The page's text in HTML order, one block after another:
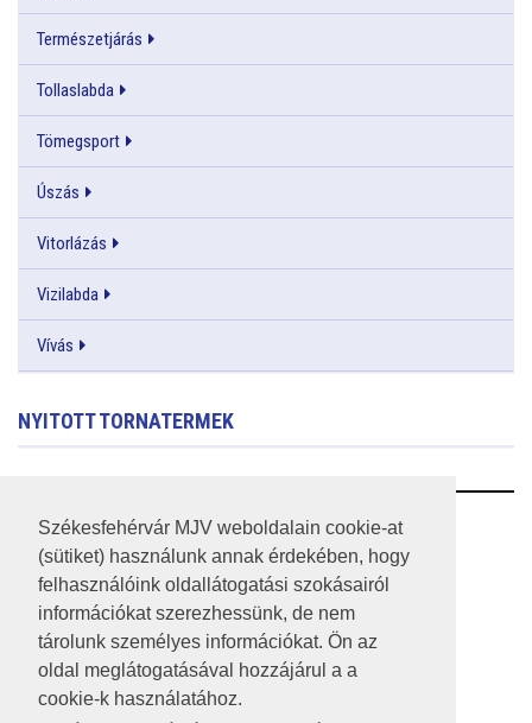
Székesfehérvár MJV weboldalain cookie-at
(sütiket) használunk annak érdekében, hogy
felhasználóink oldallátogatási szokásairól
információkat szerezhessünk, de nem
tárolunk személyes információkat. Ön az
oldal meglátogatásával hozzájárul a a
cookie-k használatához.
Természetjárás
Tollaslabda
Tömegsport
Úszás
Vitorlázás
Vizilabda
Vívás
NYITOTT TORNATERMEK
RSS
A HONLAP 2017.03.31-I ÁLLAPOTA
JOGI NYILATKOZAT
IMPRESSZUM